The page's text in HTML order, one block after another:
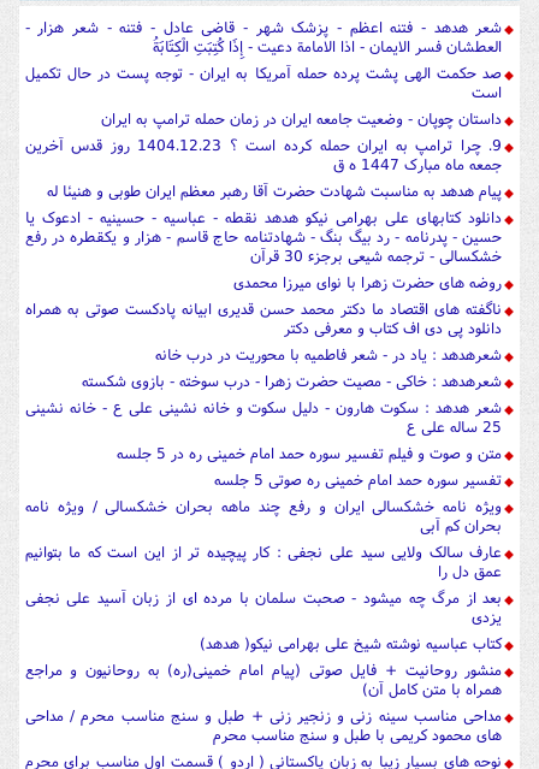
شعر هدهد - فتنه اعظم - پزشک شهر - قاضی عادل - فتنه - شعر هزار -
العطشان فسر الایمان - اذا الامامة دعیت - إِذَا كُتِبَتِ الْكِتَابَةُ
صد حکمت الهی پشت پرده حمله آمریکا به ایران - توجه پست در حال تکمیل
است
داستان چوپان - وضعیت جامعه ایران در زمان حمله ترامپ به ایران
9. چرا ترامپ به ایران حمله کرده است ؟ 1404.12.23 روز قدس آخرین
جمعه ماه مبارک 1447 ه ق
پیام هدهد به مناسبت شهادت حضرت آقا رهبر معظم ایران طوبی و هنیئا له
دانلود کتابهای علی بهرامی نیکو هدهد نقطه - عباسیه - حسینیه - ادعوک یا
حسین - پدرنامه - رد بیگ بنگ - شهادتنامه حاج قاسم - هزار و یکقطره در رفع
خشکسالی - ترجمه شیعی برجزء 30 قرآن
روضه های حضرت زهرا با نوای میرزا محمدی
ناگفته های اقتصاد ما دکتر محمد حسن قدیری ابیانه پادکست صوتی به همراه
دانلود پی دی اف کتاب و معرفی دکتر
شعرهدهد : یاد در - شعر فاطمیه با محوریت در درب خانه
شعرهدهد : خاکی - مصیت حضرت زهرا - درب سوخته - بازوی شکسته
شعر هدهد : سکوت هارون - دلیل سکوت و خانه نشینی علی ع - خانه نشینی
25 ساله علی ع
متن و صوت و فیلم تفسیر سوره حمد امام خمینی ره در 5 جلسه
تفسیر سوره حمد امام خمینی ره صوتی 5 جلسه
ویژه نامه خشکسالی ایران و رفع چند ماهه بحران خشکسالی / ویژه نامه
بحران کم آبی
عارف سالک ولایی سید علی نجفی : کار پیچیده تر از این است که ما بتوانیم
عمق دل را
بعد از مرگ چه میشود - صحبت سلمان با مرده ای از زبان آسید علی نجفی
یزدی
کتاب عباسیه نوشته شیخ علی بهرامی نیکو( هدهد)
منشور روحانیت + فایل صوتی (پیام امام خمینی(ره) به روحانیون و مراجع
همراه با متن کامل آن)
مداحی مناسب سینه زنی و زنجیر زنی + طبل و سنج مناسب محرم / مداحی
های محمود کریمی با طبل و سنج مناسب محرم
نوحه های بسیار زیبا به زبان پاکستانی ( اردو ) قسمت اول مناسب برای محرم